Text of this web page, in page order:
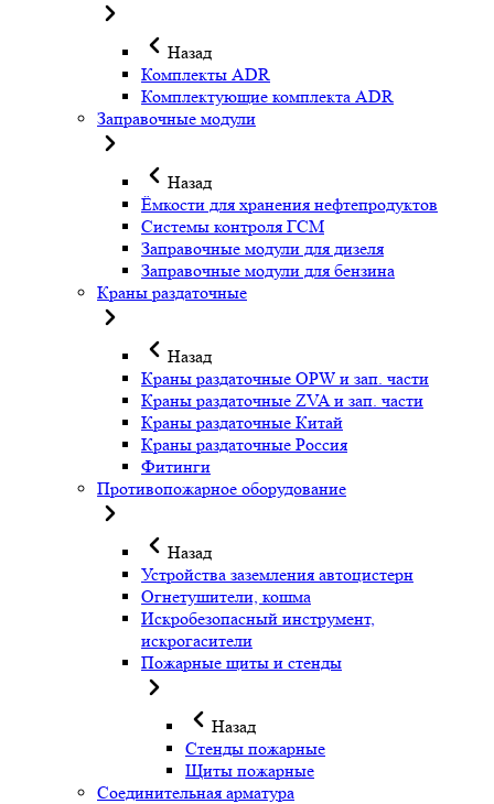
Назад
Комплекты ADR
Комплектующие комплекта ADR
Заправочные модули
Назад
Ёмкости для хранения нефтепродуктов
Системы контроля ГСМ
Заправочные модули для дизеля
Заправочные модули для бензина
Краны раздаточные
Назад
Краны раздаточные OPW и зап. части
Краны раздаточные ZVA и зап. части
Краны раздаточные Китай
Краны раздаточные Россия
Фитинги
Противопожарное оборудование
Назад
Устройства заземления автоцистерн
Огнетушители, кошма
Искробезопасный инструмент,
искрогасители
Пожарные щиты и стенды
Назад
Стенды пожарные
Щиты пожарные
Соединительная арматура